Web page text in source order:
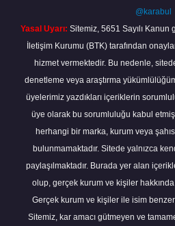
@karabul
Yasal Uyarı: Sitemiz, 5651 Sayılı
İletişim Kurumu (BTK) tarafından
hizmet vermektedir. Bu nedenle,
denetleme veya araştırma
üyelerimiz yazdıkları içeriklerin
üye olarak bu sorumluluğu kabul etmiş
herhangi bir marka, kurum veya
bulunmamaktadır. Sitede yalnızca
paylaşılmaktadır. Burada yer alan
olup, gerçek kurum ve kişiler hakkında
Gerçek kurum ve kişiler ile isim
Sitemiz, kar amacı gütmeyen ve